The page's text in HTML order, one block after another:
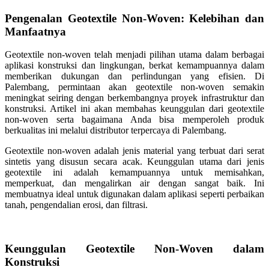
Pengenalan Geotextile Non-Woven: Kelebihan dan
Manfaatnya
Geotextile non-woven telah menjadi pilihan utama dalam berbagai
aplikasi konstruksi dan lingkungan, berkat kemampuannya dalam
memberikan dukungan dan perlindungan yang efisien. Di
Palembang, permintaan akan geotextile non-woven semakin
meningkat seiring dengan berkembangnya proyek infrastruktur dan
konstruksi. Artikel ini akan membahas keunggulan dari geotextile
non-woven serta bagaimana Anda bisa memperoleh produk
berkualitas ini melalui distributor terpercaya di Palembang.
Geotextile non-woven adalah jenis material yang terbuat dari serat
sintetis yang disusun secara acak. Keunggulan utama dari jenis
geotextile ini adalah kemampuannya untuk memisahkan,
memperkuat, dan mengalirkan air dengan sangat baik. Ini
membuatnya ideal untuk digunakan dalam aplikasi seperti perbaikan
tanah, pengendalian erosi, dan filtrasi.
Keunggulan Geotextile Non-Woven dalam
Konstruksi